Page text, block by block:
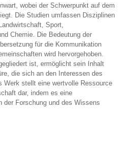
wobei der Schwerpunkt auf dem
Die Studien umfassen Disziplinen
Sport,
Chemie. Die Bedeutung der
für die Kommunikation
wird hervorgehoben.
ist, ermöglicht sein Inhalt
die sich an den Interessen des
Werk stellt eine wertvolle Ressource
dar, indem es eine
der Forschung und des Wissens